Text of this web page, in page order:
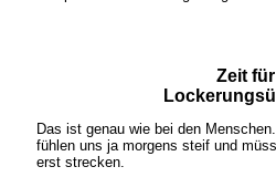
Zeit
Das ist genau wie bei den
fühlen uns ja morgens steif und
erst strecken.